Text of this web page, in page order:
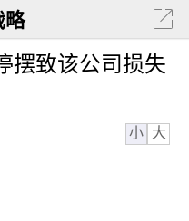
略
摆致该公司损失
小 大